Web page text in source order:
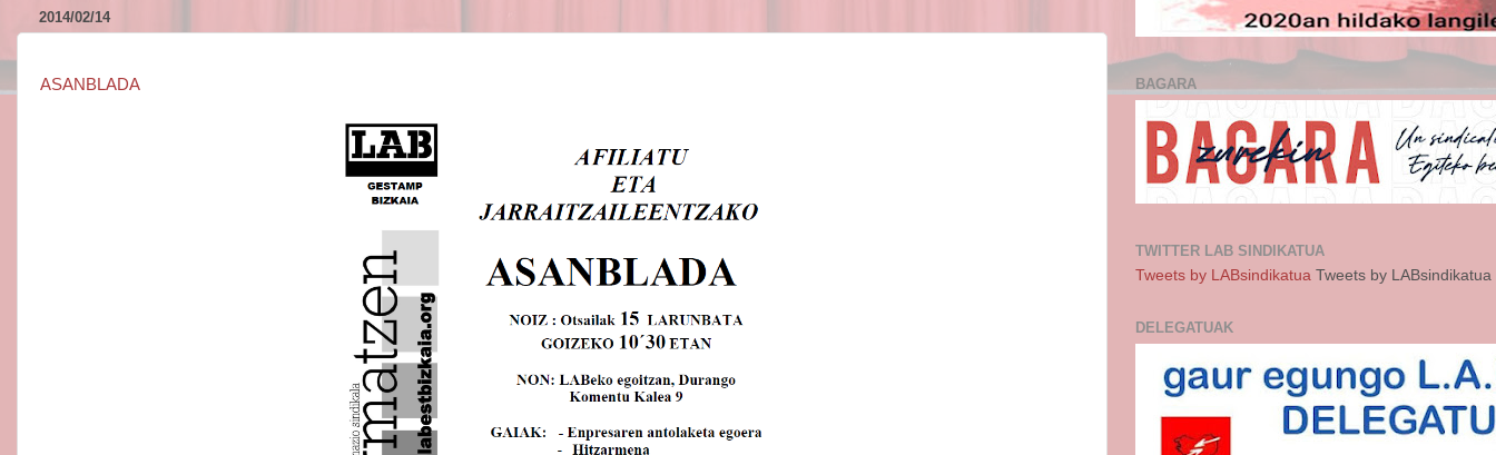
2014/02/14
ASANBLADA BAGARA
TWITTER LAB SINDIKATUA
Tweets by LABsindikatua Tweets by LABsindikatua
DELEGATUAK